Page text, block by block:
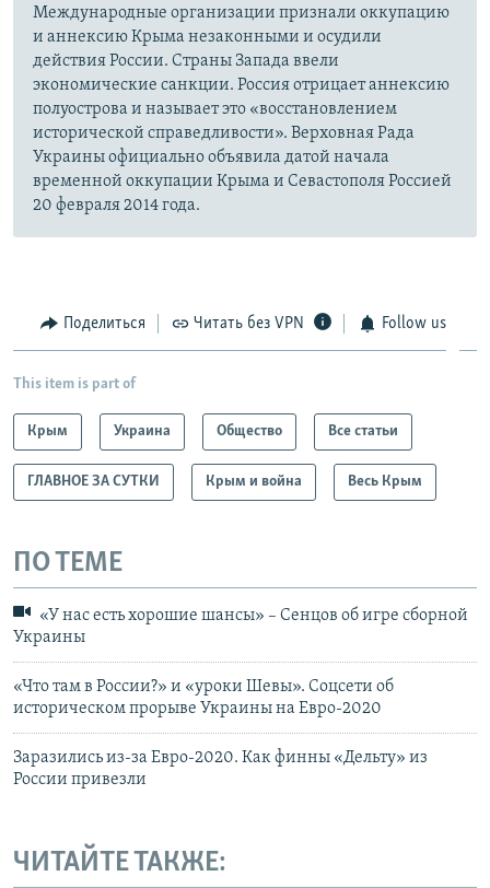
Международные организации признали оккупацию
и аннексию Крыма незаконными и осудили
действия России. Страны Запада ввели
экономические санкции. Россия отрицает аннексию
полуострова и называет это «восстановлением
исторической справедливости». Верховная Рада
Украины официально объявила датой начала
временной оккупации Крыма и Севастополя Россией
20 февраля 2014 года.
Поделиться Читать без VPN Follow us
This item is part of
Крым Украина Общество Все статьи
ГЛАВНОЕ ЗА СУТКИ Крым и война Весь Крым
ПО ТЕМЕ
«У нас есть хорошие шансы» – Сенцов об игре сборной
Украины
«Что там в России?» и «уроки Шевы». Соцсети об
историческом прорыве Украины на Евро-2020
Заразились из-за Евро-2020. Как финны «Дельту» из
России привезли
ЧИТАЙТЕ ТАКЖЕ: